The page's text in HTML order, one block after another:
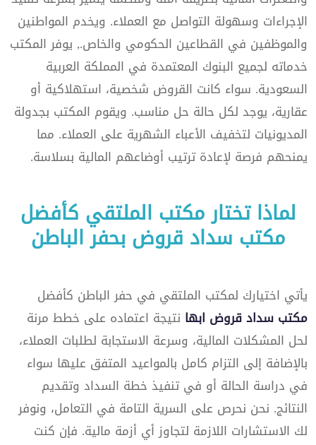
الإجراءات وسهولة التواصل مع العملاء. ويخدم المواطنين
والموظفين في القطاعين الحكومي والخاص., يوفر المكتب
خدماته لجميع البنوك المعتمدة في المملكة العربية
السعودية. سواء كانت القروض شخصية، استهلاكية أو
عقارية، يوجد لكل حالة حل مناسب. ويقوم المكتب بجدولة
المديونيات لتخفيف الأعباء الشهرية على العملاء. مما
يمنحهم فرصة لإعادة ترتيب أوضاعهم المالية بسلاسة.
لماذا تختار مكتب الملتقي كأفضل
مكتب سداد قروض بحفر الباطن
يأتي اختيارك لمكتب الملتقي في حفر الباطن كأفضل
مكتب سداد قروض ابها نتيجة اعتماده على خطط مرنة
لحل المشكلات المالية، وسرعة الاستجابة لطلبات العملاء،
بالإضافة إلى التزام كامل بالمواعيد المتفق عليها سواء
في دراسة الحالة أو في تنفيذ خطة السداد وتقديم
النتائج. نحن نحرص على السرية التامة في التعامل، ونوفر
لك الاستشارات اللازمة لتجاوز أي أزمة مالية. فإن كنت